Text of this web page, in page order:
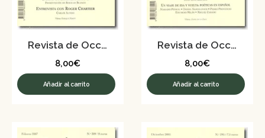
Revista de Occidente nº 313 – Junio 2007
8,00€
Añadir al carrito
Revista de Occidente nº 310 – Marzo 2007
8,00€
Añadir al carrito